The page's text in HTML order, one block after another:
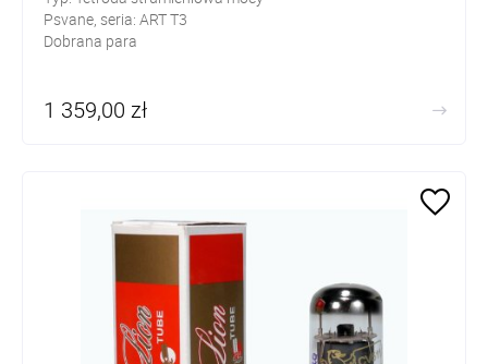
Psvane, seria: ART T3
Dobrana para
1 359,00 zł